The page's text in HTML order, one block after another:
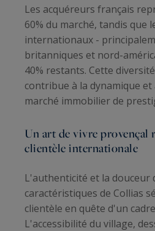
Les acquéreurs français
60% du marché, tandis que
internationaux -
britanniques et nord-
40% restants. Cette
contribue à la dynamique
marché immobilier de
Un art de vivre provençal
clientèle internationale
L'authenticité et la douceur
caractéristiques de Collias
clientèle en quête d'un
L'accessibilité du village,